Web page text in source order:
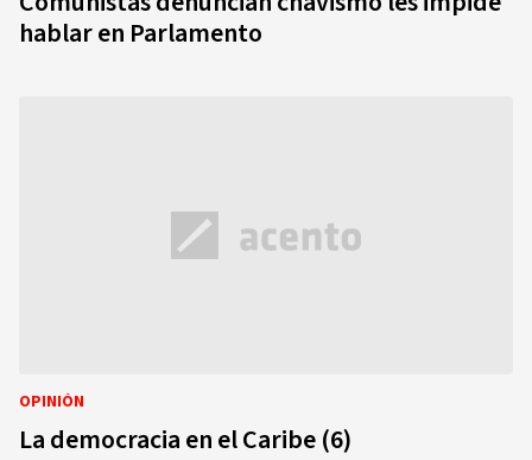
hablar en Parlamento
OPINIÓN
La democracia en el Caribe (6)